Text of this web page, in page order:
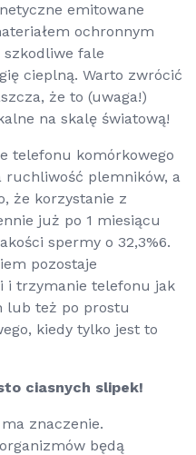
emitowane
ochronnym
fale
cieplną. Warto zwrócić
że to (uwaga!)
na skalę światową!
telefonu komórkowego
ruchliwość plemników, a
że korzystanie z
już po 1 miesiącu
spermy o 32,3%6.
pozostaje
i trzymanie telefonu jak
lub też po prostu
kiedy tylko jest to
ciasnych slipek!
znaczenie.
będą